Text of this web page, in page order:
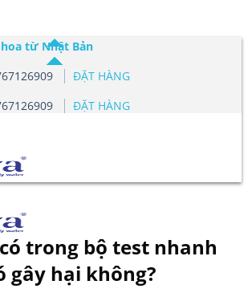
từ Nhật Bản
ĐẶT HÀNG
ĐẶT HÀNG
trong bộ test nhanh
gây hại không?